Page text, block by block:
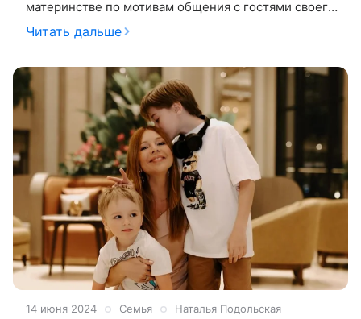
материнстве по мотивам общения с гостями своего
YouTube-шоу «Ваша Наташа». На этот раз гостьей
студии стала певица
Читать дальше
14 июня 2024 Семья Наталья Подольская